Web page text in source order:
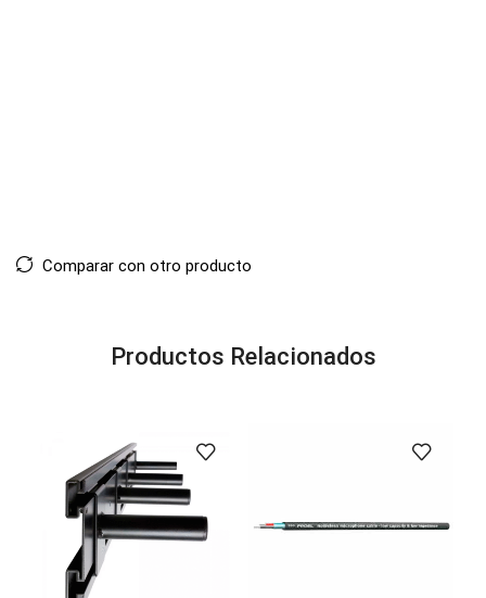
Comparar con otro producto
Productos Relacionados